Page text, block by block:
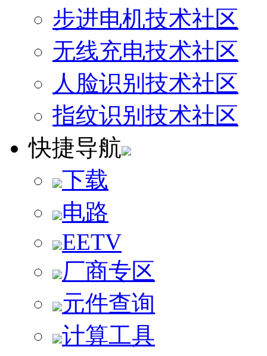
步进电机技术社区
无线充电技术社区
人脸识别技术社区
指纹识别技术社区
快捷导航
下载
电路
EETV
厂商专区
元件查询
计算工具